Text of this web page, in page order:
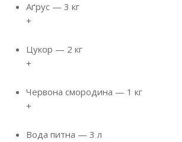
Аґрус — 3 кг
+
Цукор — 2 кг
+
Червона смородина — 1 кг
+
Вода питна — 3 л